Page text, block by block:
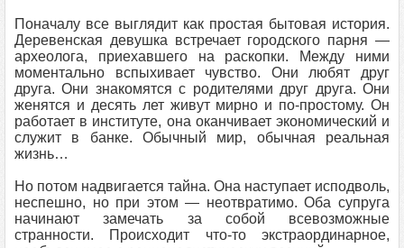
Поначалу все выглядит как простая бытовая история.
Деревенская девушка встречает городского парня —
археолога, приехавшего на раскопки. Между ними
моментально вспыхивает чувство. Они любят друг
друга. Они знакомятся с родителями друг друга. Они
женятся и десять лет живут мирно и по-простому. Он
работает в институте, она оканчивает экономический и
служит в банке. Обычный мир, обычная реальная
жизнь…
Но потом надвигается тайна. Она наступает исподволь,
неспешно, но при этом — неотвратимо. Оба супруга
начинают замечать за собой всевозможные
странности. Происходит что-то экстраординарное,